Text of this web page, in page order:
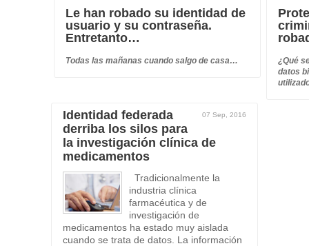
Le han robado su identidad de
usuario y su contraseña.
Entretanto…
Todas las mañanas cuando salgo de casa…
¿Qué
datos
07 Sep, 2016
Identidad federada
derriba los silos para
la investigación clínica de
medicamentos
Tradicionalmente la
industria clínica
farmacéutica y de
investigación de
medicamentos ha estado muy aislada
cuando se trata de datos. La información